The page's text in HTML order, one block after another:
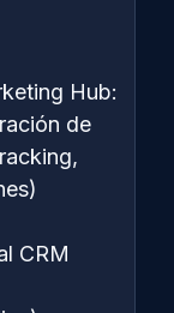
Hub:
de
CRM